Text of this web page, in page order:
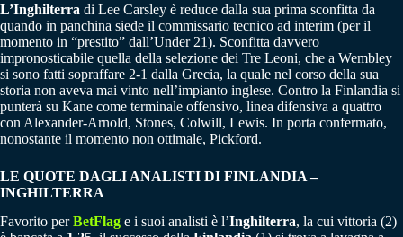
L’Inghilterra di Lee Carsley è reduce dalla sua prima sconfitta da
quando in panchina siede il commissario tecnico ad interim (per il
momento in “prestito” dall’Under 21). Sconfitta davvero
impronosticabile quella della selezione dei Tre Leoni, che a Wembley
si sono fatti sopraffare 2-1 dalla Grecia, la quale nel corso della sua
storia non aveva mai vinto nell’impianto inglese. Contro la Finlandia si
punterà su Kane come terminale offensivo, linea difensiva a quattro
con Alexander-Arnold, Stones, Colwill, Lewis. In porta confermato,
nonostante il momento non ottimale, Pickford.
LE QUOTE DAGLI ANALISTI DI FINLANDIA –
INGHILTERRA
Favorito perBetFlag e i suoi analisti è l’Inghilterra, la cui vittoria (2)